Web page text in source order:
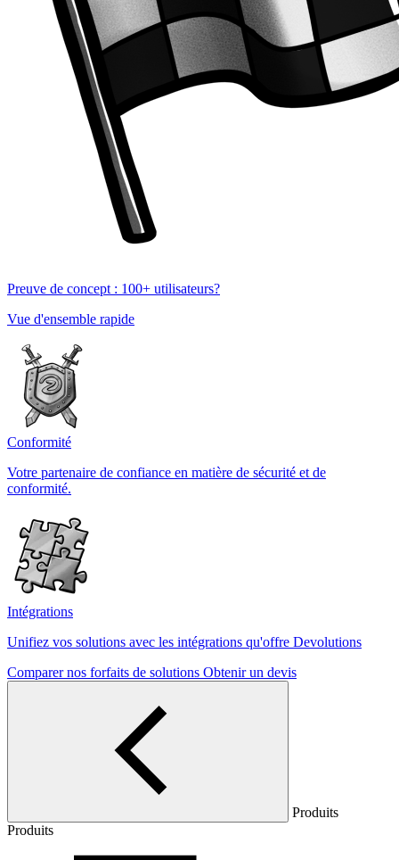
Preuve de concept : 100+ utilisateurs?
Vue d'ensemble rapide
Conformité
Votre partenaire de confiance en matière de sécurité et de
conformité.
Intégrations
Unifiez vos solutions avec les intégrations qu'offre Devolutions
Comparer nos forfaits de solutions Obtenir un devis
Produits
Produits